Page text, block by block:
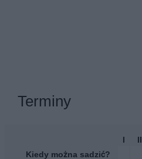
Terminy
I II
Kiedy można sadzić?